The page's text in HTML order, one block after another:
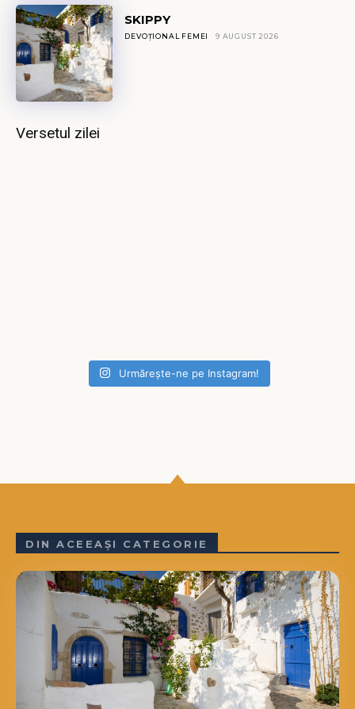
SKIPPY
DEVOȚIONAL FEMEI 9 AUGUST 2026
Versetul zilei
Urmărește-ne pe Instagram!
DIN ACEEAȘI CATEGORIE